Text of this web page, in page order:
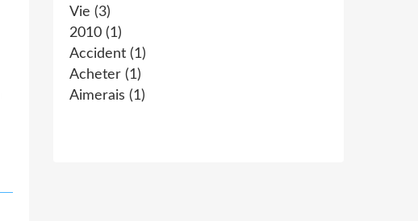
Vie (3)
2010 (1)
Accident (1)
Acheter (1)
Aimerais (1)